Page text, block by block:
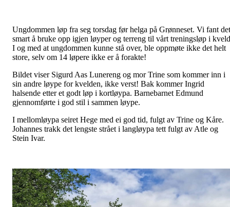
Ungdommen løp fra seg torsdag før helga på Grønneset. Vi fant det
smart å bruke opp igjen løyper og terreng til vårt treningsløp i
I og med at ungdommen kunne stå over, ble oppmøte ikke det helt
store, selv om 14 løpere ikke er å forakte!
Bildet viser Sigurd Aas Lunereng og mor Trine som kommer inn i
sin andre løype for kvelden, ikke verst! Bak kommer Ingrid
halsende etter et godt løp i kortløypa. Barnebarnet Edmund
gjennomførte i god stil i sammen løype.
I mellomløypa seiret Hege med ei god tid, fulgt av Trine og Kåre.
Johannes trakk det lengste strået i langløypa tett fulgt av Atle og
Stein Ivar.